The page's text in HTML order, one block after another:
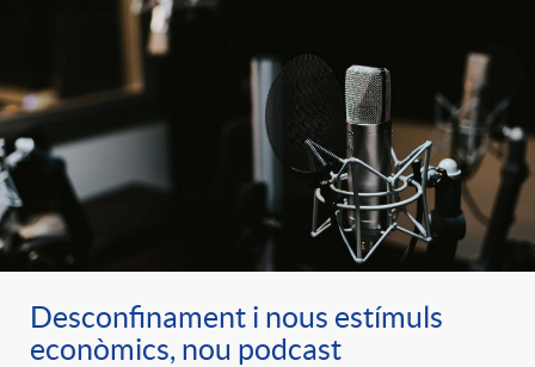
Desconfinament i nous estímuls
econòmics, nou podcast